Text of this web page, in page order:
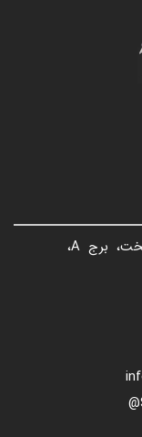
آدرس: تهران، میرداماد، مجتمع پایتخت، برج A،